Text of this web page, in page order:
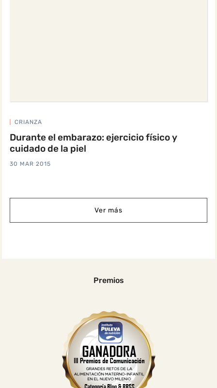
CRIANZA
Durante el embarazo: ejercicio físico y
cuidado de la piel
30 MAR 2015
Ver más
Premios